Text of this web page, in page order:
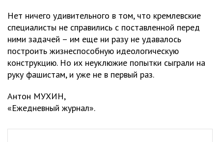
Нет ничего удивительного в том, что кремлевские
специалисты не справились с поставленной перед
ними задачей – им еще ни разу не удавалось
построить жизнеспособную идеологическую
конструкцию. Но их неуклюжие попытки сыграли на
руку фашистам, и уже не в первый раз.
Антон МУХИН,
«Ежедневный журнал».